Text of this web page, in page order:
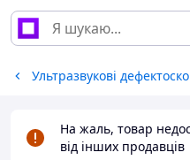
Ультразвукові
На жаль, товар
від інших продавців